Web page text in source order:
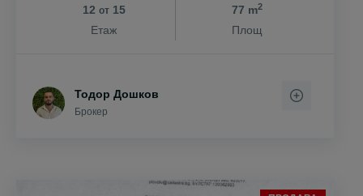
12 от15
Етаж
77 m2
Площ
Тодор Дошков
Брокер